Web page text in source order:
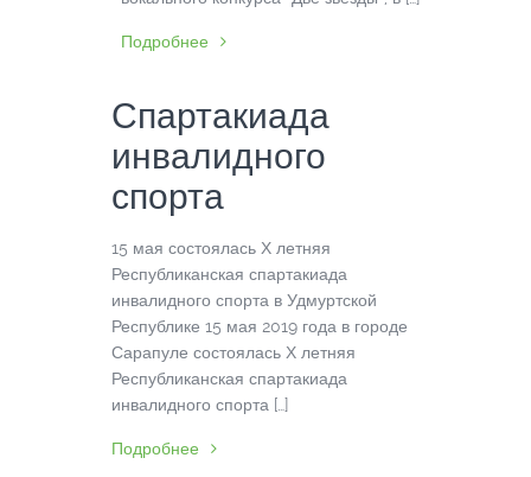
Подробнее
Спартакиада
инвалидного
спорта
15 мая состоялась Х летняя
Республиканская спартакиада
инвалидного спорта в Удмуртской
Республике 15 мая 2019 года в городе
Сарапуле состоялась Х летняя
Республиканская спартакиада
инвалидного спорта […]
Подробнее